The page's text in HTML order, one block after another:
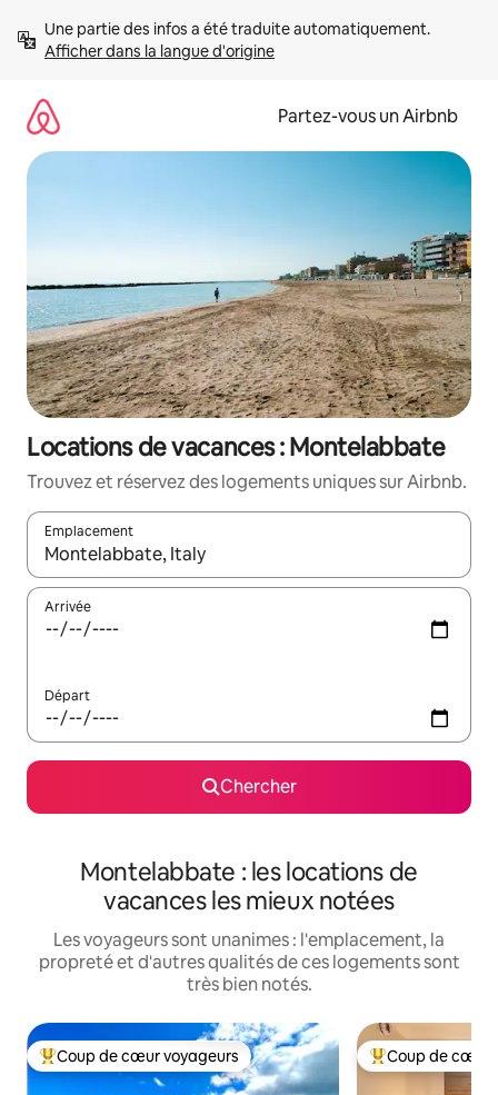
directement
Afficher dans la langue d'origine
Partez-vous un Airbnb
Locations de vacances : Montelabbate
Trouvez et réservez des logements uniques sur Airbnb.
Emplacement
Quand les résultats sont affichés, parcourez-les en utilisant
Arrivée
Départ
Chercher
Montelabbate : les locations de
vacances les mieux notées
Les voyageurs sont unanimes : l'emplacement, la
propreté et d'autres qualités de ces logements sont
très bien notés.
Coup de cœur voyageurs parmi les plus aimés
Coup de cœur voyageurs Coup de cœur
Coup de cœur